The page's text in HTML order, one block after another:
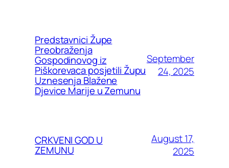
Predstavnici Župe
Preobraženja
Gospodinovog iz
Piškorevaca posjetili Župu
Uznesenja Blažene
Djevice Marije u Zemunu
September
24, 2025
CRKVENI GOD U
ZEMUNU
August 17,
2025